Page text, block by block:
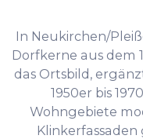
In Neukirchen/
Dorfkerne aus dem
das Ortsbild,
1950er bis
Wohngebiete